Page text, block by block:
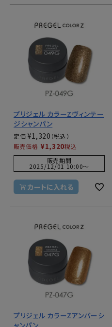
プリジェル カラーZヴィンテー
ジシャンパン
定価 ¥1,320
販売価格 ¥1,320税込
販売期間
2025/12/01 10:00〜
カートに入れる
プリジェル カラーZアンバーシ
ャンパン